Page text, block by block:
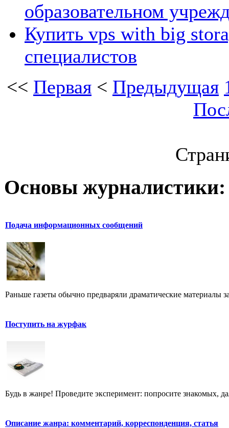
образовательном
Купить vps with big
специалистов
<< Первая < Предыдущая
Основы журналистики:
Подача информационных сообщений
Раньше газеты обычно предваряли драматические материалы
Поступить на журфак
Будь в жанре! Проведите эксперимент: попросите знакомых,
Описание жанра: комментарий, корреспонденция, статья